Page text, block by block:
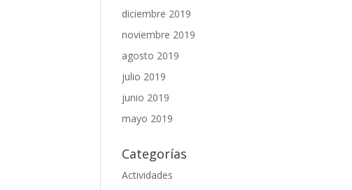
diciembre 2019
noviembre 2019
agosto 2019
julio 2019
junio 2019
mayo 2019
Categorías
Actividades